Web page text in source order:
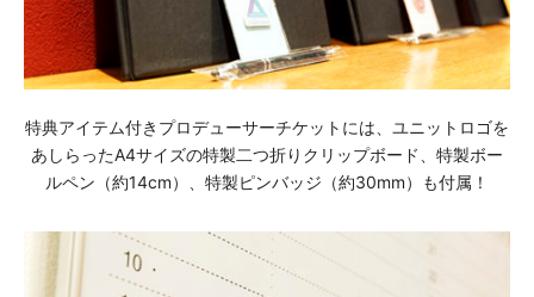
特典アイテム付きプロデューサーチケットには、ユニットロゴを
あしらったA4サイズの特製二つ折りクリップボード、特製ボー
ルペン（約14cm）、特製ピンバッジ（約30mm）も付属！